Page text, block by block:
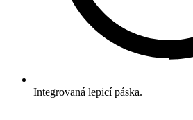
Integrovaná lepicí páska.